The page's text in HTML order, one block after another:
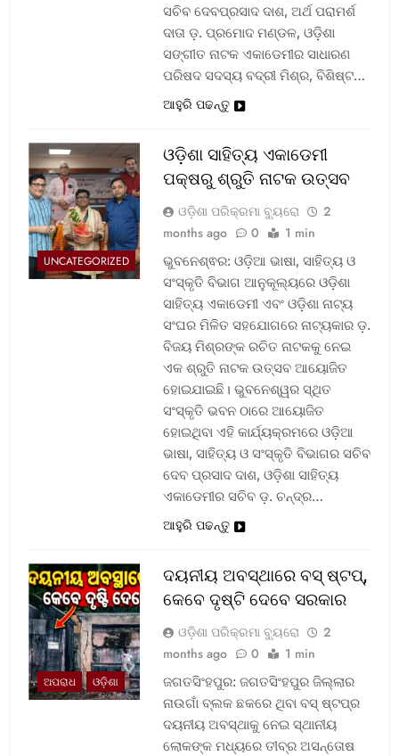
ସଚିବ ଦେବପ୍ରସାଦ ଦାଶ, ଅର୍ଥ ପରାମର୍ଶ
ଦାତା ଡ଼. ପ୍ରମୋଦ ମଣ୍ଡଳ, ଓଡ଼ିଶା
ସଙ୍ଗୀତ ନାଟକ ଏକାଡେମୀର ସାଧାରଣ
ପରିଷଦ ସଦସ୍ୟ ବଦ୍ରୀ ମିଶ୍ର, ବିଶିଷ୍ଟ…
ଆହୁରି ପଢନ୍ତୁ
UNCATEGORIZED
ଓଡ଼ିଶା ସାହିତ୍ୟ ଏକାଡେମୀ
ପକ୍ଷରୁ ଶ୍ରୁତି ନାଟକ ଉତ୍ସବ
ଓଡ଼ିଶା ପରିକ୍ରମା ବ୍ୟୁରୋ
2
months ago
0 1 min
ଭୁବନେଶ୍ଵର: ଓଡ଼ିଆ ଭାଷା, ସାହିତ୍ୟ ଓ
ସଂସ୍କୃତି ବିଭାଗ ଆନୁକୂଲ୍ୟରେ ଓଡ଼ିଶା
ସାହିତ୍ୟ ଏକାଡେମୀ ଏବଂ ଓଡ଼ିଶା ନାଟ୍ୟ
ସଂଘର ମିଳିତ ସହଯୋଗରେ ନାଟ୍ୟକାର ଡ଼.
ବିଜୟ ମିଶ୍ରଙ୍କ ରଚିତ ନାଟକକୁ ନେଇ
ଏକ ଶ୍ରୁତି ନାଟକ ଉତ୍ସବ ଆୟୋଜିତ
ହୋଇଯାଇଛି। ଭୁବନେଶ୍ୱର ସ୍ଥିତ
ସଂସ୍କୃତି ଭବନ ଠାରେ ଆୟୋଜିତ
ହୋଇଥିବା ଏହି କାର୍ଯ୍ୟକ୍ରମରେ ଓଡ଼ିଆ
ଭାଷା, ସାହିତ୍ୟ ଓ ସଂସ୍କୃତି ବିଭାଗର ସଚିବ
ଦେବ ପ୍ରସାଦ ଦାଶ, ଓଡ଼ିଶା ସାହିତ୍ୟ
ଏକାଡେମୀର ସଚିବ ଡ଼. ଚନ୍ଦ୍ର…
ଆହୁରି ପଢନ୍ତୁ
ଅପରାଧ ଓଡ଼ିଶା
ଦୟନୀୟ ଅବସ୍ଥାରେ ବସ୍‌ ଷ୍ଟପ୍‌,
କେବେ ଦୃଷ୍ଟି ଦେବେ ସରକାର
ଓଡ଼ିଶା ପରିକ୍ରମା ବ୍ୟୁରୋ
2
months ago
0 1 min
ଜଗତସିଂହପୁର: ଜଗତସିଂହପୁର ଜିଲ୍ଲାର
ନାଉଗାଁ ବ୍ଲକ ଛକରେ ଥିବା ବସ୍‌ ଷ୍ଟପ୍‌ର
ଦୟନୀୟ ଅବସ୍ଥାକୁ ନେଇ ସ୍ଥାନୀୟ
ଲୋକଙ୍କ ମଧ୍ୟରେ ତୀବ୍ର ଅସନ୍ତୋଷ